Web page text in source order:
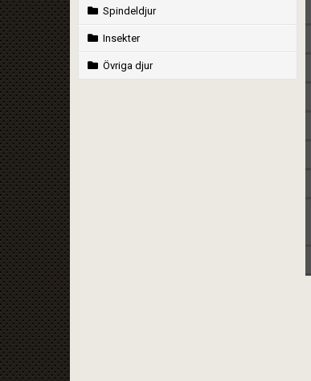
Spindeldjur
Insekter
Övriga djur